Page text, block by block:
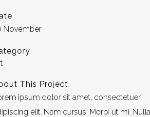
November
This Project
ipsum dolor sit amet, consectetuer
elit. Nam cursus. Morbi ut mi.